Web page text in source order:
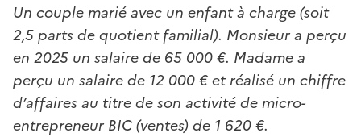
Un couple marié avec un enfant à charge (soit
2,5 parts de quotient familial). Monsieur a perçu
en 2025 un salaire de 65 000 €. Madame a
perçu un salaire de 12 000 € et réalisé un chiffre
d’affaires au titre de son activité de micro-
entrepreneur BIC (ventes) de 1 620 €.